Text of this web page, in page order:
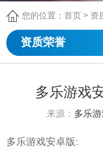
您的位置： 首页> 资
资质荣誉
多乐游戏
来源： 多乐
多乐游戏安卓版: